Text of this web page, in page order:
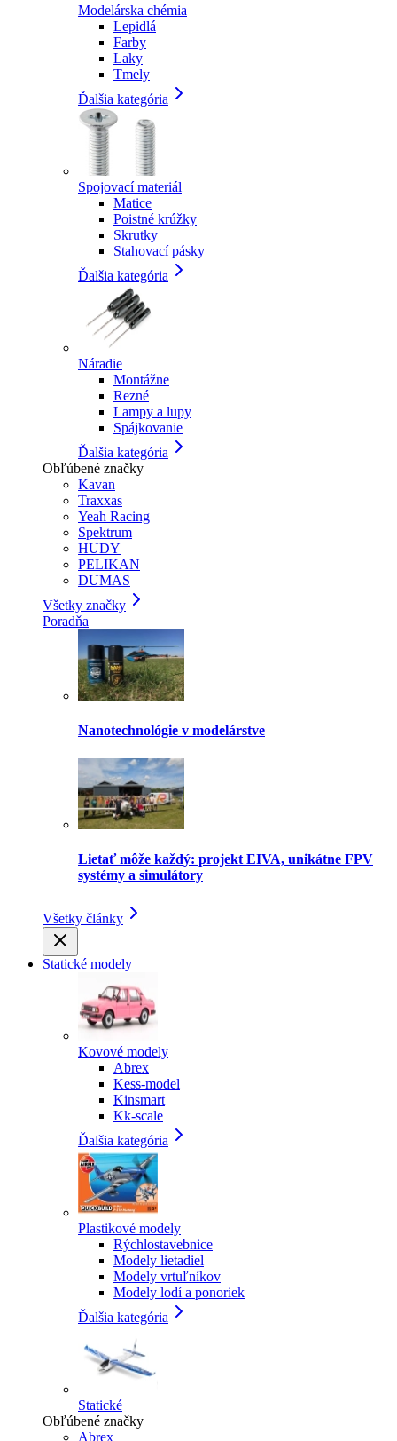
Modelárska chémia
Lepidlá
Farby
Laky
Tmely
Ďalšia kategória
Spojovací materiál
Matice
Poistné krúžky
Skrutky
Stahovací pásky
Ďalšia kategória
Náradie
Montážne
Rezné
Lampy a lupy
Spájkovanie
Ďalšia kategória
Obľúbené značky
Kavan
Traxxas
Yeah Racing
Spektrum
HUDY
PELIKAN
DUMAS
Všetky značky
Poradňa
Nanotechnológie v modelárstve
Lietať môže každý: projekt EIVA, unikátne FPV
systémy a simulátory
Všetky články
Statické modely
Kovové modely
Abrex
Kess-model
Kinsmart
Kk-scale
Ďalšia kategória
Plastikové modely
Rýchlostavebnice
Modely lietadiel
Modely vrtuľníkov
Modely lodí a ponoriek
Ďalšia kategória
Statické
Obľúbené značky
Abrex